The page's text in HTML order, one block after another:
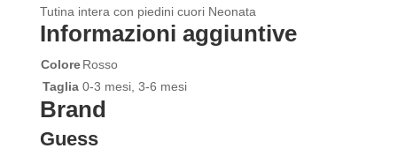
Tutina intera con piedini cuori Neonata
Informazioni aggiuntive
Colore Rosso
Taglia 0-3 mesi, 3-6 mesi
Brand
Guess